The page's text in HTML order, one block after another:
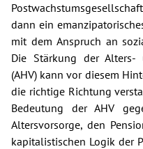
dann ein
mit dem Anspruch an
Die Stärkung der Alters-
(AHV) kann vor diesem
die richtige Richtung
Bedeutung der AHV
Altersvorsorge, den
kapitalistischen Logik der